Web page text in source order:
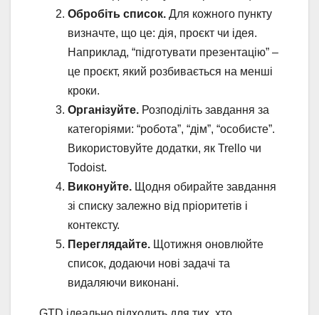
Обробіть список. Для кожного пункту
визначте, що це: дія, проєкт чи ідея.
Наприклад, “підготувати презентацію” –
це проєкт, який розбивається на менші
кроки.
Організуйте. Розподіліть завдання за
категоріями: “робота”, “дім”, “особисте”.
Використовуйте додатки, як Trello чи
Todoist.
Виконуйте. Щодня обирайте завдання
зі списку залежно від пріоритетів і
контексту.
Переглядайте. Щотижня оновлюйте
список, додаючи нові задачі та
видаляючи виконані.